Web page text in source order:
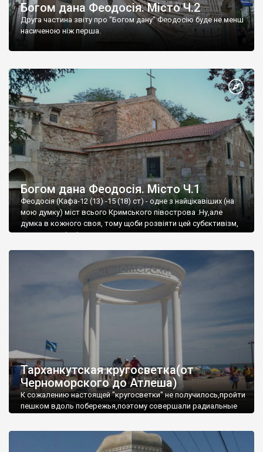
Богом дана Феодосія. Місто Ч.2
Друга частина звіту про "Богом дану" Феодосію буде не менш
насиченою ніж перша.
Богом дана Феодосія. Місто Ч.1
Феодосія (Кафа-12 (13) -15 (18) ст) - одне з найцікавіших (на
мою думку) міст всього Кримського півострова .Ну,але
думка в кожного своя, тому щоби розвіяти цей субєктивізм,
запрошую відвідати це
Тарханкутская кругосветка(от
Черноморского до Атлеша)
К сожалению настоящей "кругосветки" не получилось,пройти
пешком вдоль побережья,поэтому совершали радиальные